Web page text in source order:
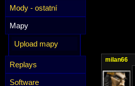
Mody - ostatní
Mapy
Upload mapy
Replays
Software
milan66